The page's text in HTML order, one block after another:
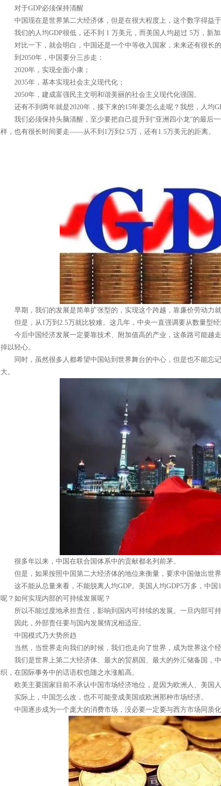
对于GDP必须保持清醒
中国现在是世界第二大经济体，但是在很大程度上，这个数字得益
我们的人均GDP很低，还不到 1 万美元，而美国人均超过 5万，新加
对比一下，就会明白，中国还是一个中等收入国家，未来还有很长
到2050年，中国要分三步走：
2020年，实现全面小康；
2035年，基本实现社会主义现代化；
2050年，建成富强民主文明和谐美丽的社会主义现代化强国。
还有不到两年就是2020年，接下来的15年要怎么走呢？我想，人均
我们必须保持头脑清醒，至少要把自己提升到“亚洲四小龙”的最后
样，也有很长时间要走——从不到1万到2.5万，还有1.5万美元的距离。
早期，我们的发展是简单扩张型的，实现这个跨越，靠廉价劳动力
但是，从1万到2.5万就比较难。这几年，中央一直强调要从数量型
今后中国经济发展一定要靠技术、附加值高的产业，这条路可能越
掉以轻心。
同时，虽然很多人都希望中国站到世界舞台的中心，但是也不能忘
大。
很多年以来，中国在联合国体系中的贡献都名列前茅。
但是，如果按照中国第二大经济体的地位来衡量，要求中国做出世
这不能从总量来看，不能脱离人均GDP。美国人均GDP5万多，中国
呢？如何实现内部的可持续发展呢？
所以不能过度地承担责任，影响到国内可持续的发展。一旦内部可
因此，外部责任要与国内发展情况相适应。
中国模式乃大势所趋
当然，当世界走向我们的时候，我们也走向了世界，成为世界这个
我们是世界上第二大经济体、最大的贸易国、最大的外汇储备国，
织，在国际事务中的话语权也随之水涨船高。
欧美主要国家目前不承认中国市场经济地位，是因为欧洲人、美国
实际上，中国怎么改，也不可能变成美国或欧洲那种市场经济。
中国逐步成为一个庞大的消费市场，没必要一定要与西方市场同质